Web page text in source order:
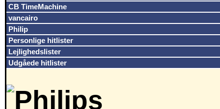
CB TimeMachine
vancairo
Philip
Personlige hitlister
Lejlighedslister
Udgåede hitlister